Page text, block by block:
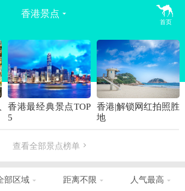

首页
香港景点 
香港最经典景点TOP
5
香港|解锁网红拍照胜
地
查看全部景点榜单 
部区域  距离不限  人气最高 